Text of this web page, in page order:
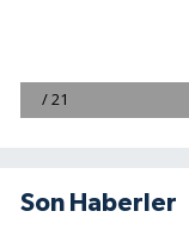
Son Haberler